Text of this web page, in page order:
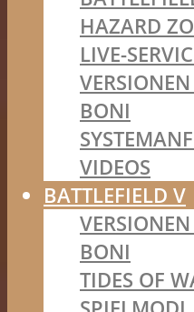
HAZARD
LIVE-
BONI
VIDEOS
BATTLEFIELD V
BONI
TIDES OF